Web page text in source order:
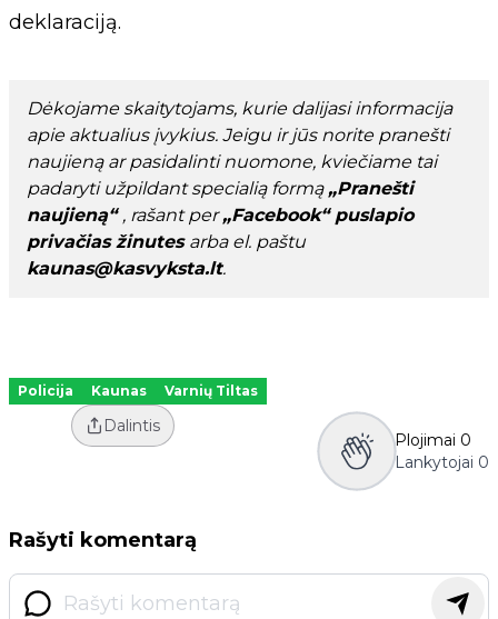
deklaraciją.
Dėkojame skaitytojams, kurie dalijasi informacija
apie aktualius įvykius. Jeigu ir jūs norite pranešti
naujieną ar pasidalinti nuomone, kviečiame tai
padaryti užpildant specialią formą „Pranešti
naujieną“ , rašant per„Facebook“ puslapio
privačias žinutes arba el. paštu
kaunas@kasvyksta.lt.
Policija Kaunas Varnių Tiltas
Dalintis
Plojimai 0
Lankytojai 0
Rašyti komentarą